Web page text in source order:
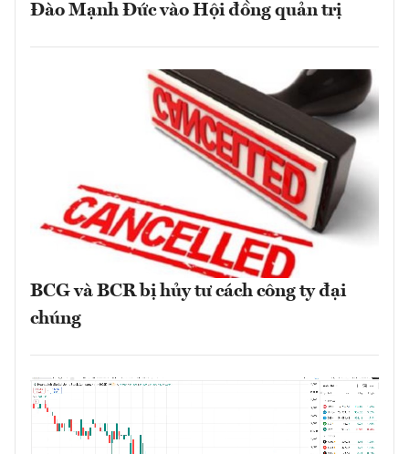
Đào Mạnh Đức vào Hội đồng quản trị
BCG và BCR bị hủy tư cách công ty đại
chúng